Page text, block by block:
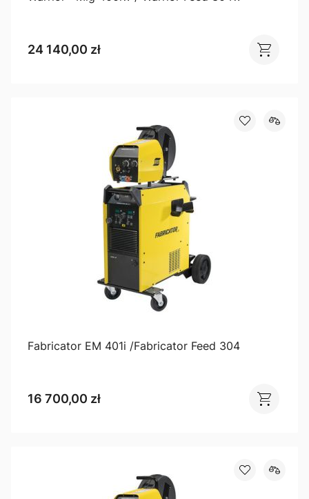
24 140,00 zł
Fabricator EM 401i /Fabricator Feed 304
16 700,00 zł